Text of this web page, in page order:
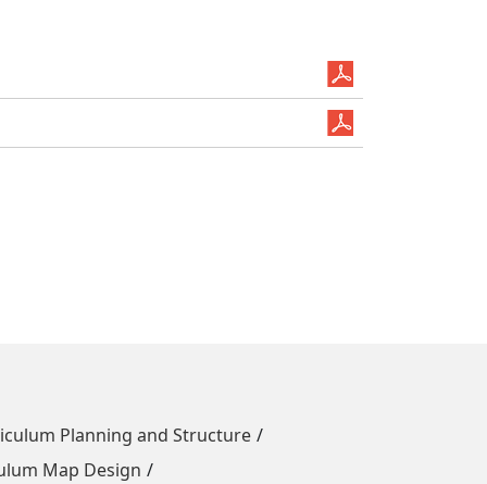
Planning and Structure
Map Design